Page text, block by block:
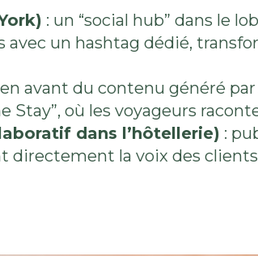
: un “social hub” dans le
avec un hashtag dédié,
avant du contenu généré
Stay”, où les voyageurs
dans l’hôtellerie) :
directement la voix des